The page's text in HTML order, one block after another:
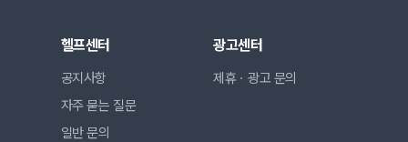
헬프센터
공지사항
자주 묻는 질문
일반 문의
광고센터
제휴ㆍ광고 문의